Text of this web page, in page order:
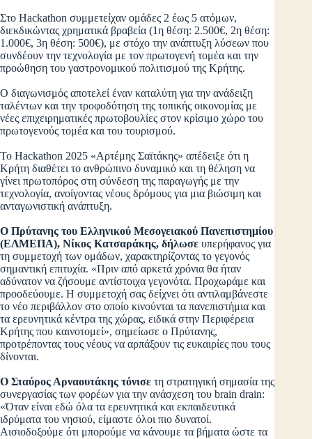
Στο Hackathon συμμετείχαν ομάδες 2 έως 5 ατόμων,
διεκδικώντας χρηματικά βραβεία (1η θέση: 2.500€, 2η θέση:
1.000€, 3η θέση: 500€), με στόχο την ανάπτυξη λύσεων που
συνδέουν την τεχνολογία με τον πρωτογενή τομέα και την
προώθηση του γαστρονομικού πολιτισμού της Κρήτης.
Ο διαγωνισμός αποτελεί έναν καταλύτη για την ανάδειξη
ταλέντων και την τροφοδότηση της τοπικής οικονομίας με
νέες επιχειρηματικές πρωτοβουλίες στον κρίσιμο χώρο του
πρωτογενούς τομέα και του τουρισμού.
Το Hackathon 2025 «Αρτέμης Σαϊτάκης» απέδειξε ότι η
Κρήτη διαθέτει το ανθρώπινο δυναμικό και τη θέληση να
γίνει πρωτοπόρος στη σύνδεση της παραγωγής με την
τεχνολογία, ανοίγοντας νέους δρόμους για μια βιώσιμη και
ανταγωνιστική ανάπτυξη.
Ο Πρύτανης του Ελληνικού Μεσογειακού Πανεπιστημίου
(ΕΛΜΕΠΑ), Νίκος Κατσαράκης, δήλωσε υπερήφανος για
τη συμμετοχή των ομάδων, χαρακτηρίζοντας το γεγονός
σημαντική επιτυχία. «Πριν από αρκετά χρόνια θα ήταν
αδύνατον να ζήσουμε αντίστοιχα γεγονότα. Προχωράμε και
προοδεύουμε. Η συμμετοχή σας δείχνει ότι αντιλαμβάνεστε
το νέο περιβάλλον στο οποίο κινούνται τα πανεπιστήμια και
τα ερευνητικά κέντρα της χώρας, ειδικά στην Περιφέρεια
Κρήτης που καινοτομεί», σημείωσε ο Πρύτανης,
προτρέποντας τους νέους να αρπάξουν τις ευκαιρίες που τους
δίνονται.
Ο Σταύρος Αρναουτάκης τόνισε τη στρατηγική σημασία της
συνεργασίας των φορέων για την ανάσχεση του brain drain:
«Όταν είναι εδώ όλα τα ερευνητικά και εκπαιδευτικά
ιδρύματα του νησιού, είμαστε όλοι πιο δυνατοί.
Αισιοδοξούμε ότι μπορούμε να κάνουμε τα βήματα ώστε τα